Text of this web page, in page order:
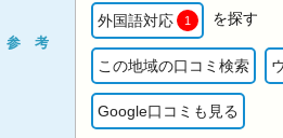
参 考
外国語対応 1 を探す
この地域の口コミ検索
Google口コミも見る